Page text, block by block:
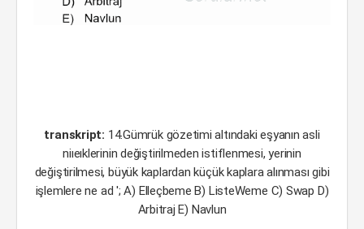
transkript: 14.Gümrük gözetimi altındaki eşyanın asli
niıeıklerinin değiştirilmeden istiflenmesi, yerinin
değiştirilmesi, büyük kaplardan küçük kaplara alınması gibi
işlemlere ne ad '; A) Elleçbeme B) ListeWeme C) Swap D)
Arbitraj E) Navlun